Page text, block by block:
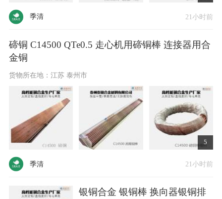
季清 21小时前
碲铜 C14500 QTe0.5 走心机用碲铜棒 连接器用合
金铜
货物所在地：江苏 泰州市
5
季清 21小时前
银铜合金 银铜棒 换向器银铜排